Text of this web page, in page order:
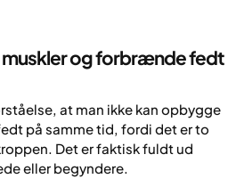
muskler og forbrænde fedt
at man ikke kan opbygge
på samme tid, fordi det er to
Det er faktisk fuldt ud
eller begyndere.